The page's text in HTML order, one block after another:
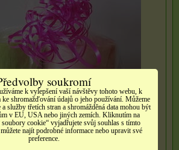
soukromí
k vylepšení vaší návštěvy tohoto webu, k
ke shromažďování údajů o jeho používání. Můžeme
služby třetích stran a shromážděná data mohou být
v EU, USA nebo jiných zemích. Kliknutím na
soubory cookie“ vyjadřujete svůj souhlas s tímto
najít podrobné informace nebo upravit své
preference.